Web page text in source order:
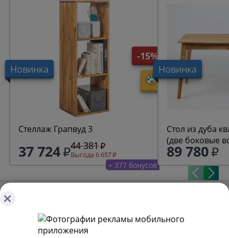
Новинка
-15%
Стеллаж Грапвуд 3
37 724 44 381
Выгода 6 657
+ 377 бонусов
Новинка
Стол из дуба
(две боковые
89 780
Подписаться